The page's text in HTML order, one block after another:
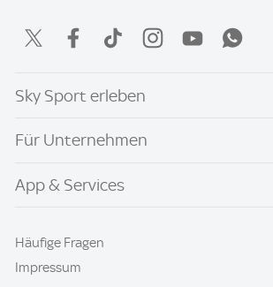
Sky Sport erleben
Für Unternehmen
App & Services
Häufige Fragen
Impressum